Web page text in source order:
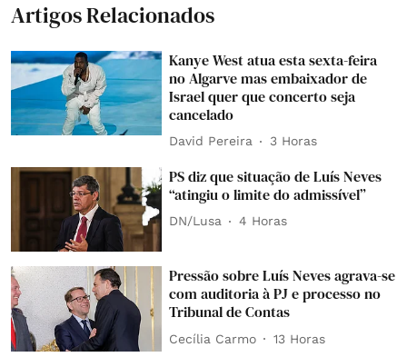
Artigos Relacionados
Kanye West atua esta sexta-feira
no Algarve mas embaixador de
Israel quer que concerto seja
cancelado
David Pereira 3 Horas
PS diz que situação de Luís Neves
“atingiu o limite do admissível”
DN/Lusa 4 Horas
Pressão sobre Luís Neves agrava-se
com auditoria à PJ e processo no
Tribunal de Contas
Cecília Carmo 13 Horas